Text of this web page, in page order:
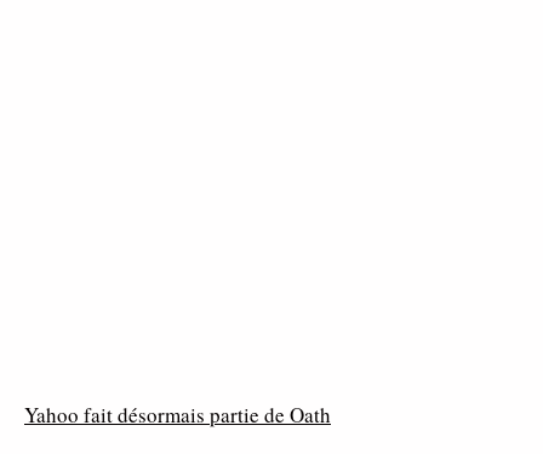
Yahoo fait désormais partie de Oath